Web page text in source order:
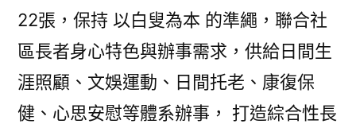
22張，保持 以白叟為本 的準繩，聯合社
區長者身心特色與辦事需求，供給日間生
涯照顧、文娛運動、日間托老、康復保
健、心思安慰等體系辦事， 打造綜合性長